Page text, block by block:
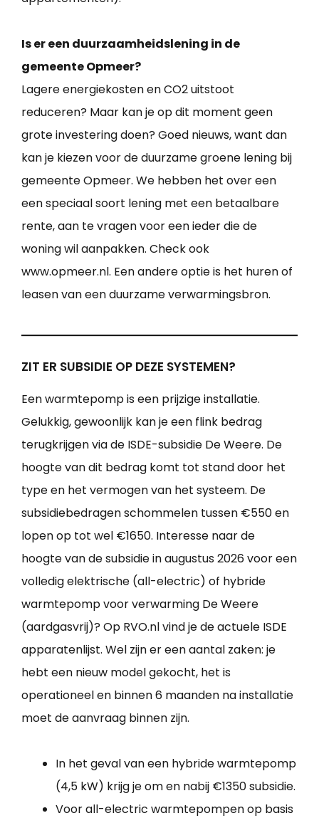
Is er een duurzaamheidslening in de
gemeente Opmeer?
Lagere energiekosten en CO2 uitstoot
reduceren? Maar kan je op dit moment geen
grote investering doen? Goed nieuws, want dan
kan je kiezen voor de duurzame groene lening bij
gemeente Opmeer. We hebben het over een
een speciaal soort lening met een betaalbare
rente, aan te vragen voor een ieder die de
woning wil aanpakken. Check ook
www.opmeer.nl. Een andere optie is het huren of
leasen van een duurzame verwarmingsbron.
ZIT ER SUBSIDIE OP DEZE SYSTEMEN?
Een warmtepomp is een prijzige installatie.
Gelukkig, gewoonlijk kan je een flink bedrag
terugkrijgen via de ISDE-subsidie De Weere. De
hoogte van dit bedrag komt tot stand door het
type en het vermogen van het systeem. De
subsidiebedragen schommelen tussen €550 en
lopen op tot wel €1650. Interesse naar de
hoogte van de subsidie in augustus 2026 voor een
volledig elektrische (all-electric) of hybride
warmtepomp voor verwarming De Weere
(aardgasvrij)? Op RVO.nl vind je de actuele ISDE
apparatenlijst. Wel zijn er een aantal zaken: je
hebt een nieuw model gekocht, het is
operationeel en binnen 6 maanden na installatie
moet de aanvraag binnen zijn.
In het geval van een hybride warmtepomp
(4,5 kW) krijg je om en nabij €1350 subsidie.
Voor all-electric warmtepompen op basis